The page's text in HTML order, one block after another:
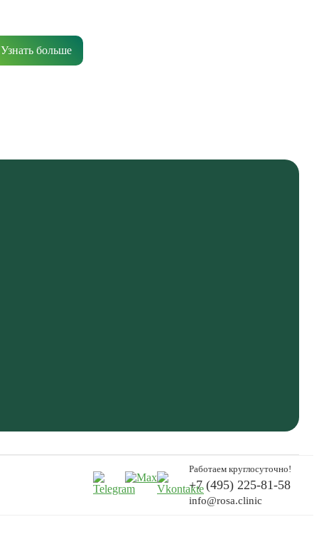
Узнать больше
Работаем круглосуточно!
+7 (495) 225-81-58
info@rosa.clinic